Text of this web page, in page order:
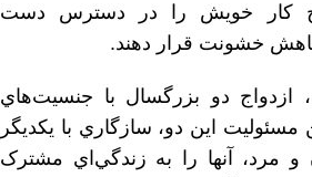
كار خويش را در دسترس دست
كاهش خشونت قرار دهند.
ازدواج دو بزرگسال با جنسيت‌هاي
اين دو، سازگاري با يکديگر
مرد، آنها را به زندگي‌اي مشترک